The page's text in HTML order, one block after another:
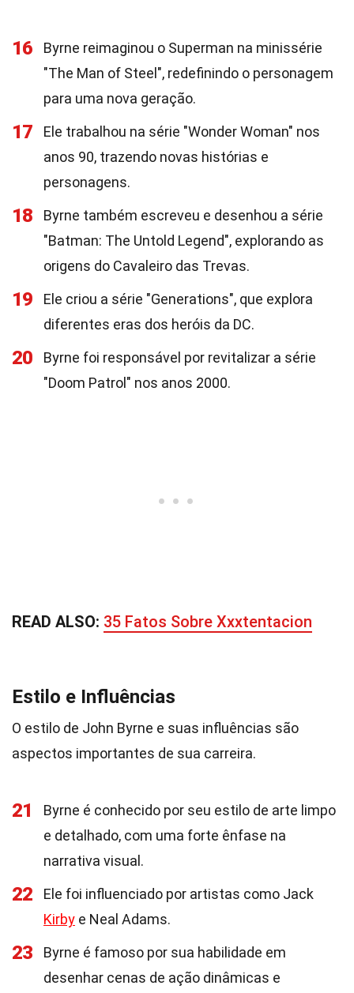
16
Byrne reimaginou o Superman na minissérie
"The Man of Steel", redefinindo o personagem
para uma nova geração.
17
Ele trabalhou na série "Wonder Woman" nos
anos 90, trazendo novas histórias e
personagens.
18
Byrne também escreveu e desenhou a série
"Batman: The Untold Legend", explorando as
origens do Cavaleiro das Trevas.
19
Ele criou a série "Generations", que explora
diferentes eras dos heróis da DC.
20
Byrne foi responsável por revitalizar a série
"Doom Patrol" nos anos 2000.
READ ALSO: 35 Fatos Sobre Xxxtentacion
Estilo e Influências
O estilo de John Byrne e suas influências são
aspectos importantes de sua carreira.
21
Byrne é conhecido por seu estilo de arte limpo
e detalhado, com uma forte ênfase na
narrativa visual.
22
Ele foi influenciado por artistas como Jack
Kirby e Neal Adams.
23
Byrne é famoso por sua habilidade em
desenhar cenas de ação dinâmicas e